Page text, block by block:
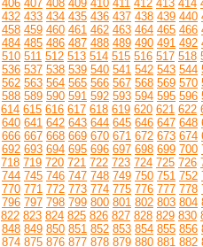
406 407 408 409 410 411 412 413 414
432 433 434 435 436 437 438 439 440
458 459 460 461 462 463 464 465 466
484 485 486 487 488 489 490 491 492
510 511 512 513 514 515 516 517 518
536 537 538 539 540 541 542 543 544
562 563 564 565 566 567 568 569 570
588 589 590 591 592 593 594 595 596
614 615 616 617 618 619 620 621 622
640 641 642 643 644 645 646 647 648
666 667 668 669 670 671 672 673 674
692 693 694 695 696 697 698 699 700
718 719 720 721 722 723 724 725 726
744 745 746 747 748 749 750 751 752
770 771 772 773 774 775 776 777 778
796 797 798 799 800 801 802 803 804
822 823 824 825 826 827 828 829 830
848 849 850 851 852 853 854 855 856
874 875 876 877 878 879 880 881 882